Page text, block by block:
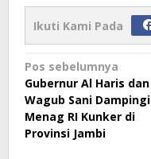
Ikuti Kami Pada
Navigasi
pos
Pos sebelumnya
Gubernur Al Haris dan
Wagub Sani Dampingi
Menag RI Kunker di
Provinsi Jambi